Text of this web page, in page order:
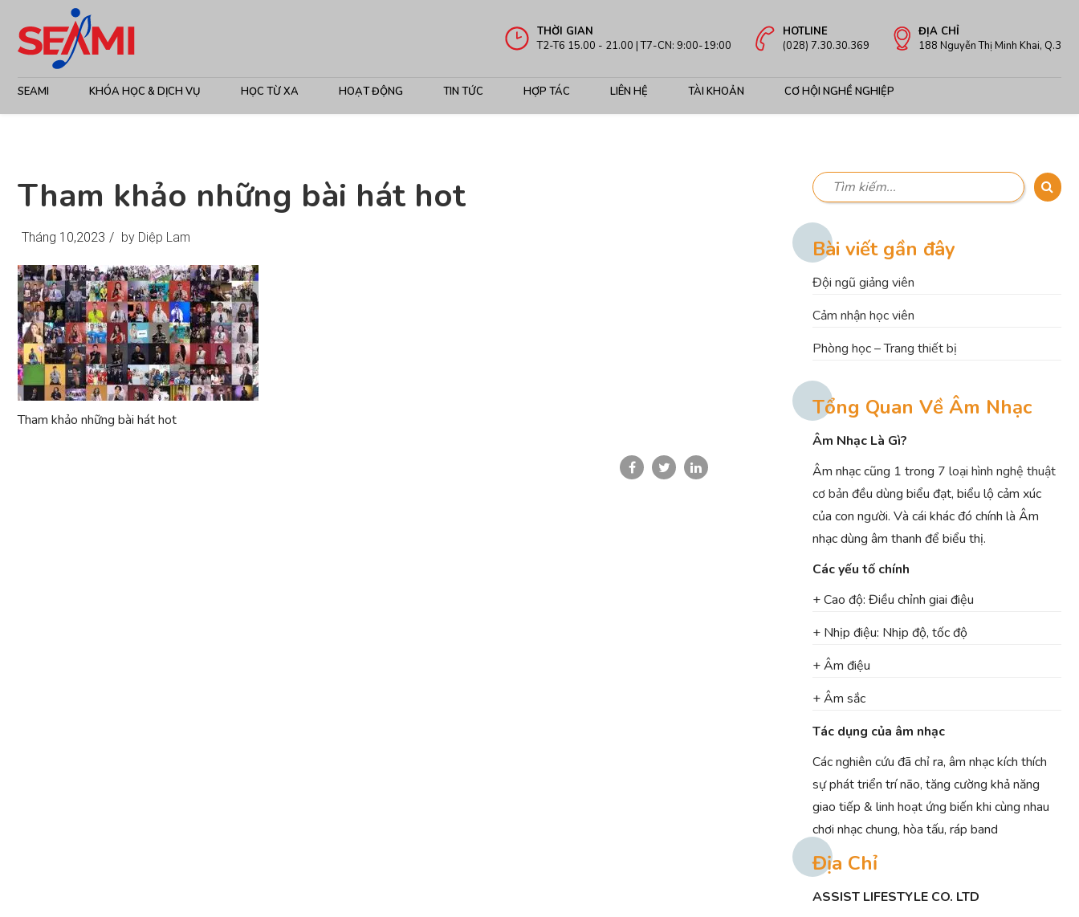
THỜI GIAN
T2-T6 15.00 - 21.00 | T7-CN: 9:00-19:00
HOTLINE
(028) 7.30.30.369
ĐỊA CHỈ
188 Nguyễn Thị Minh Khai, Q.3
SEAMI KHÓA HỌC & DỊCH VỤ HỌC TỪ XA HOẠT ĐỘNG TIN TỨC HỢP TÁC LIÊN HỆ TÀI KHOẢN CƠ HỘI NGHỀ NGHIỆP
Tham khảo những bài hát hot
Tháng 10,2023 / by Diệp Lam
Tham khảo những bài hát hot
Bài viết gần đây
Đội ngũ giảng viên
Cảm nhận học viên
Phòng học – Trang thiết bị
Tổng Quan Về Âm Nhạc
Âm Nhạc Là Gì?
Âm nhạc cũng 1 trong 7 loại hình nghệ thuật
cơ bản đều dùng biểu đạt, biểu lộ cảm xúc
của con người. Và cái khác đó chính là Âm
nhạc dùng âm thanh để biểu thị.
Các yếu tố chính
+ Cao độ: Điều chỉnh giai điệu
+ Nhịp điệu: Nhịp độ, tốc độ
+ Âm điệu
+ Âm sắc
Tác dụng của âm nhạc
Các nghiên cứu đã chỉ ra, âm nhạc kích thích
sự phát triển trí não, tăng cường khả năng
giao tiếp & linh hoạt ứng biến khi cùng nhau
chơi nhạc chung, hòa tấu, ráp band
Địa Chỉ
ASSIST LIFESTYLE CO. LTD